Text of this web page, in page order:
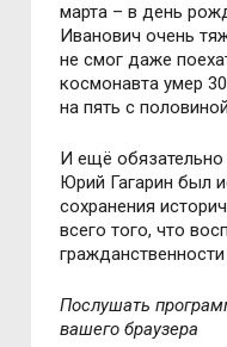
марта – в день
Иванович очень
не смог даже
космонавта умер
на пять с
И ещё обязательно
Юрий Гагарин был
сохранения
всего того, что
Пoслушать
вашегo браузера